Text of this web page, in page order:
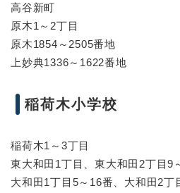
高谷新町
原木1～2丁目
原木1854～2505番地
上妙典1336～1622番地
稲荷木小学校
稲荷木1～3丁目
東大和田1丁目、東大和田2丁目9
大和田1丁目5～16番、大和田2丁